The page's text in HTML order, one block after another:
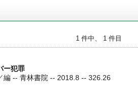
1 件中、 1 件目
ー犯罪
-- 青林書院 -- 2018.8 -- 326.26